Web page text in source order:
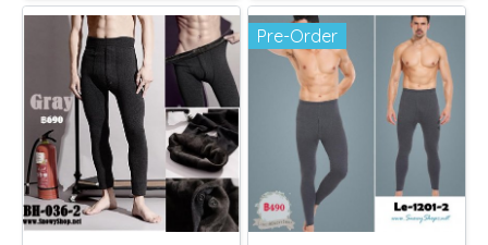
Pre-Order